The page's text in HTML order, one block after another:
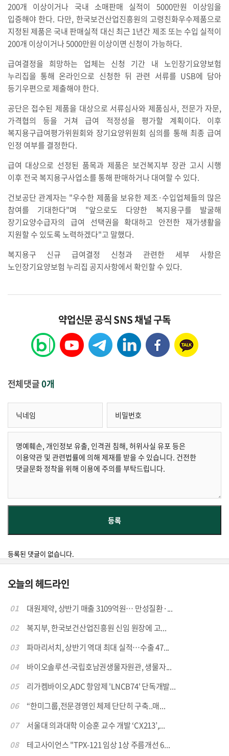
200개 이상이거나 국내 소매판매 실적이 5000만원 이상임을
입증해야 한다. 다만, 한국보건산업진흥원의 고령친화우수제품으로
지정된 제품은 국내 판매실적 대신 최근 1년간 제조 또는 수입 실적이
200개 이상이거나 5000만원 이상이면 신청이 가능하다.
급여결정을 희망하는 업체는 신청 기간 내 노인장기요양보험
누리집을 통해 온라인으로 신청한 뒤 관련 서류를 USB에 담아
등기우편으로 제출해야 한다.
공단은 접수된 제품을 대상으로 서류심사와 제품심사, 전문가 자문,
가격협의 등을 거쳐 급여 적정성을 평가할 계획이다. 이후
복지용구급여평가위원회와 장기요양위원회 심의를 통해 최종 급여
인정 여부를 결정한다.
급여 대상으로 선정된 품목과 제품은 보건복지부 장관 고시 시행
이후 전국 복지용구사업소를 통해 판매하거나 대여할 수 있다.
건보공단 관계자는 "우수한 제품을 보유한 제조·수입업체들의 많은
참여를 기대한다"며 "앞으로도 다양한 복지용구를 발굴해
장기요양수급자의 급여 선택권을 확대하고 안전한 재가생활을
지원할 수 있도록 노력하겠다"고 말했다.
복지용구 신규 급여결정 신청과 관련한 세부 사항은
노인장기요양보험 누리집 공지사항에서 확인할 수 있다.
약업신문 공식 SNS 채널 구독
전체댓글0개
등록된 댓글이 없습니다.
오늘의 헤드라인
01
대원제약, 상반기 매출 3109억원… 만성질환·...
02
복지부, 한국보건산업진흥원 신임 원장에 고...
03
파마리서치, 상반기 역대 최대 실적…수출 47...
04
바이오솔루션-국립호남권생물자원관, 생물자...
05
리가켐바이오,ADC 항암제 'LNCB74' 단독개발...
06
“한미그룹,전문경영인 체제 단단히 구축..매...
07
서울대 의과대학 이승훈 교수 개발 ‘CX213’,...
08
테고사이언스 "TPX-121 임상 1상 주름개선 6...